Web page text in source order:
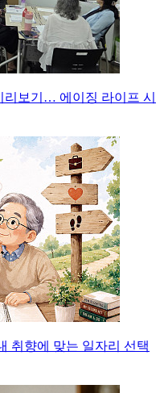
리보기… 에이징 라이프 시
취향에 맞는 일자리 선택